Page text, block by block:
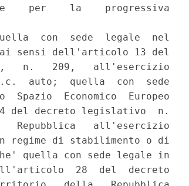
per    la    progressiva
con  sede  legale  nel
sensi dell'articolo 13 del
n.   209,   all'esercizio
auto;  quella  con  sede
Economico  Europeo
del decreto legislativo  n.
Repubblica   all'esercizio
regime di stabilimento o di
quella con sede legale in
28  del  decreto